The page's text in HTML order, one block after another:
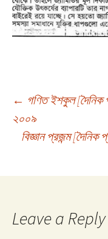
Post
← গণিত ইশকুল
২০০৯
বিজ্ঞান প্রজন্ম
Leave a Reply